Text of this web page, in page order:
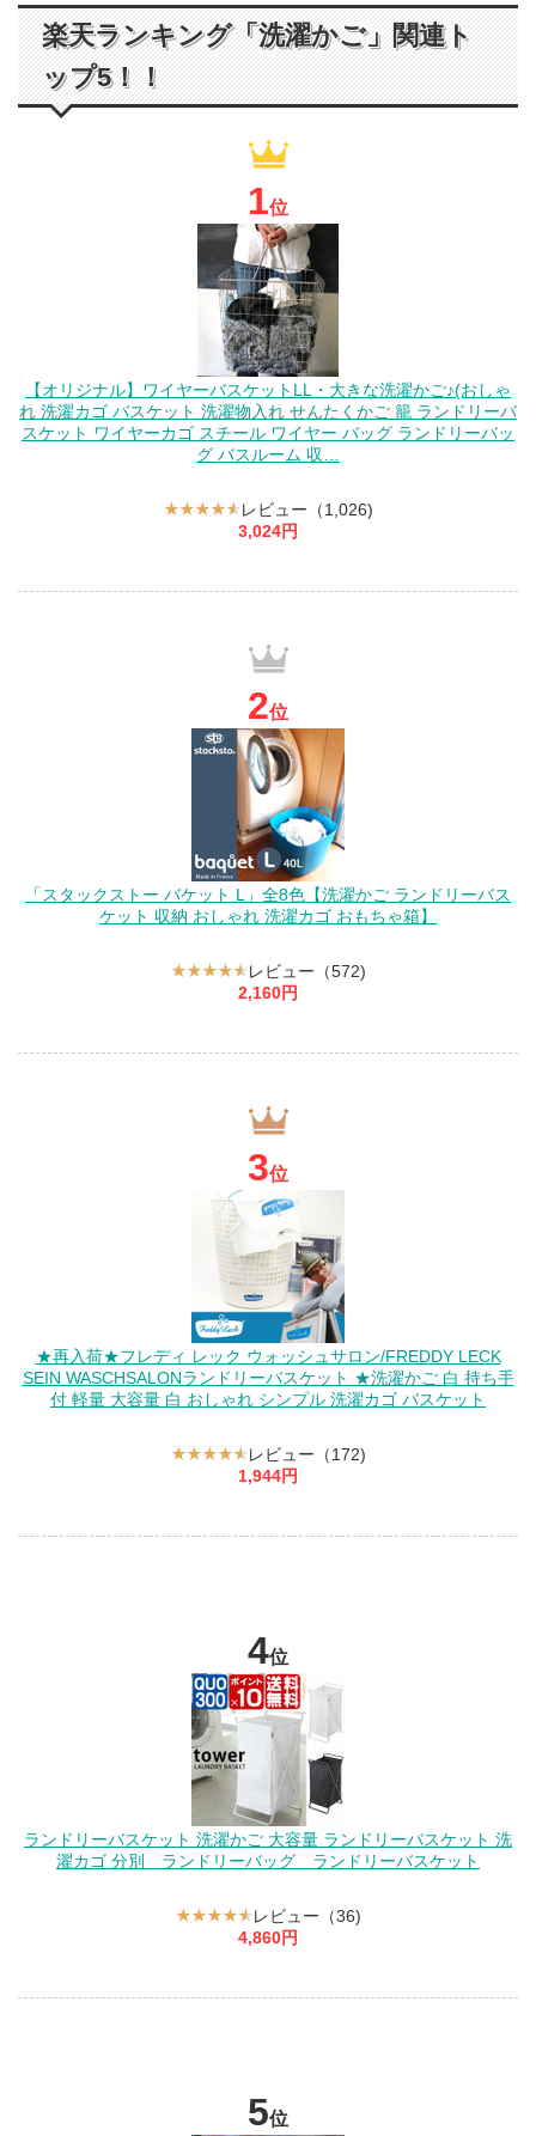
楽天ランキング「洗濯かご」関連ト
ップ5！！
1位
【オリジナル】ワイヤーバスケットLL・大きな洗濯かご♪(おしゃ
れ 洗濯カゴ バスケット 洗濯物入れ せんたくかご 籠 ランドリーバ
スケット ワイヤーカゴ スチール ワイヤー バッグ ランドリーバッ
グ バスルーム 収…
レビュー（1,026)
3,024円
2位
「スタックストー バケット L」全8色【洗濯かご ランドリーバス
ケット 収納 おしゃれ 洗濯カゴ おもちゃ箱】
レビュー（572)
2,160円
3位
★再入荷★フレディ レック ウォッシュサロン/FREDDY LECK
SEIN WASCHSALONランドリーバスケット ★洗濯かご 白 持ち手
付 軽量 大容量 白 おしゃれ シンプル 洗濯カゴ バスケット
レビュー（172)
1,944円
4位
ランドリーバスケット 洗濯かご 大容量 ランドリーバスケット 洗
濯カゴ 分別 ランドリーバッグ ランドリーバスケット
レビュー（36)
4,860円
5位